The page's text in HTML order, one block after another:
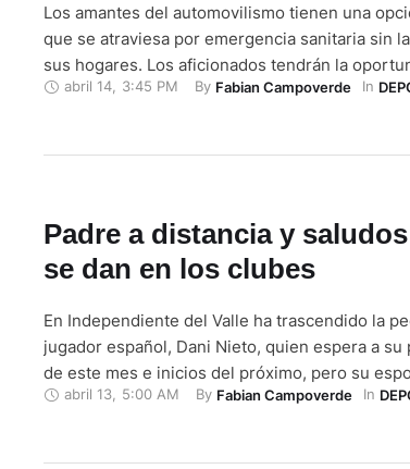
Los amantes del automovilismo tienen una
que se atraviesa por emergencia sanitaria sin
sus hogares. Los aficionados tendrán la
momentos y recuerdos de carreras provinciales
abril 14, 3:45 PM By Fabian Campoverde In
Padre a distancia y
se dan en los clubes
En Independiente del Valle ha trascendido la
jugador español, Dani Nieto, quien espera a
de este mes e inicios del próximo, pero su
Soria, España. Por tal motivo el jugador está a
abril 13, 5:00 AM By Fabian Campoverde In